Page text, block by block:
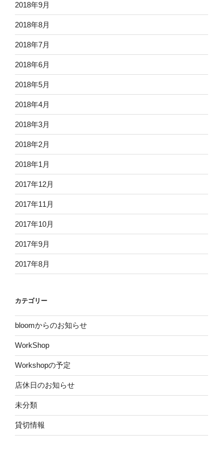
2018年9月
2018年8月
2018年7月
2018年6月
2018年5月
2018年4月
2018年3月
2018年2月
2018年1月
2017年12月
2017年11月
2017年10月
2017年9月
2017年8月
カテゴリー
bloomからのお知らせ
WorkShop
Workshopの予定
店休日のお知らせ
未分類
貸切情報